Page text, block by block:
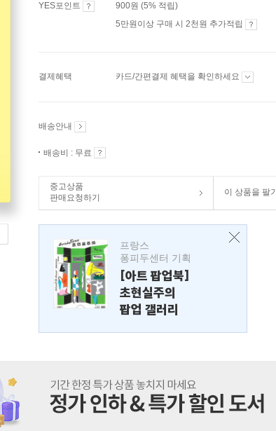
YES포인트
900원 (5% 적립)
5만원이상 구매 시 2천원 추가적립
결제혜택 카드/간편결제 혜택을 확인하세요
배송안내
배송비 : 무료
중고상품
판매요청하기
이 상품을 팔기
프랑스
퐁피두센터 기획
[아트 팝업북]
초현실주의
팝업 갤러리